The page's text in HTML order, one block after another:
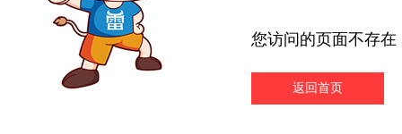
您访问的页面不存在
返回首页